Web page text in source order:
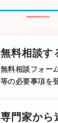
無料相談す
無料相談フォー
等の必要事項を
専門家から